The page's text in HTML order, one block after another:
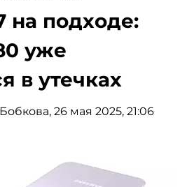
на подходе:
уже
в утечках
, 26 мая 2025, 21:06